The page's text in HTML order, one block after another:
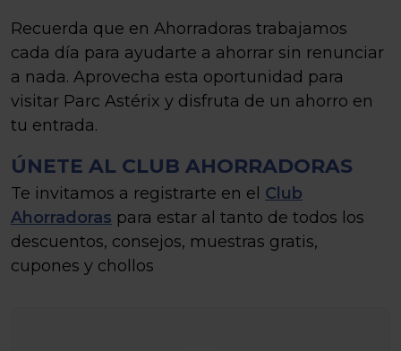
Recuerda que en Ahorradoras trabajamos
cada día para ayudarte a ahorrar sin renunciar
a nada. Aprovecha esta oportunidad para
visitar Parc Astérix y disfruta de un ahorro en
tu entrada.
ÚNETE AL CLUB AHORRADORAS
Te invitamos a registrarte en el Club
Ahorradoras para estar al tanto de todos los
descuentos, consejos, muestras gratis,
cupones y chollos